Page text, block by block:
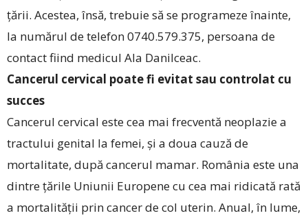
țării. Acestea, însă, trebuie să se programeze înainte,
la numărul de telefon 0740.579.375, persoana de
contact fiind medicul Ala Danilceac.
Cancerul cervical poate fi evitat sau controlat cu
succes
Cancerul cervical este cea mai frecventă neoplazie a
tractului genital la femei, și a doua cauză de
mortalitate, după cancerul mamar. România este una
dintre țările Uniunii Europene cu cea mai ridicată rată
a mortalității prin cancer de col uterin. Anual, în lume,